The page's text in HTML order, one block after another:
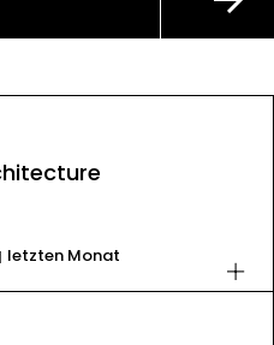
letzten Monat